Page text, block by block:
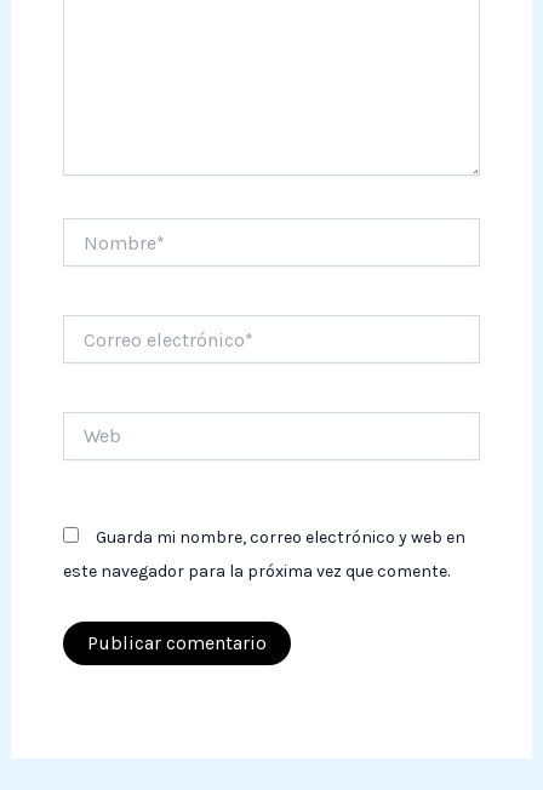
electrónico*
Guarda mi nombre, correo electrónico y web en
este navegador para la próxima vez que comente.